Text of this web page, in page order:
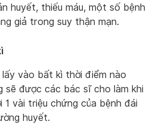
huyết, thiếu máu, một số bệnh
giả trong suy thận mạn.
vào bất kì thời điểm nào
sẽ được các bác sĩ cho làm khi
1 vài triệu chứng của bệnh đái
huyết.